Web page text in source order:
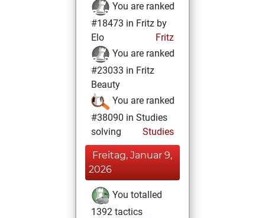
You are ranked
#18473 in Fritz by
Elo
Fritz
You are ranked
#23033 in Fritz
Beauty
You are ranked
#38090 in Studies
solving
Studies
Freitag, Januar 9,
2026
You totalled
1392 tactics